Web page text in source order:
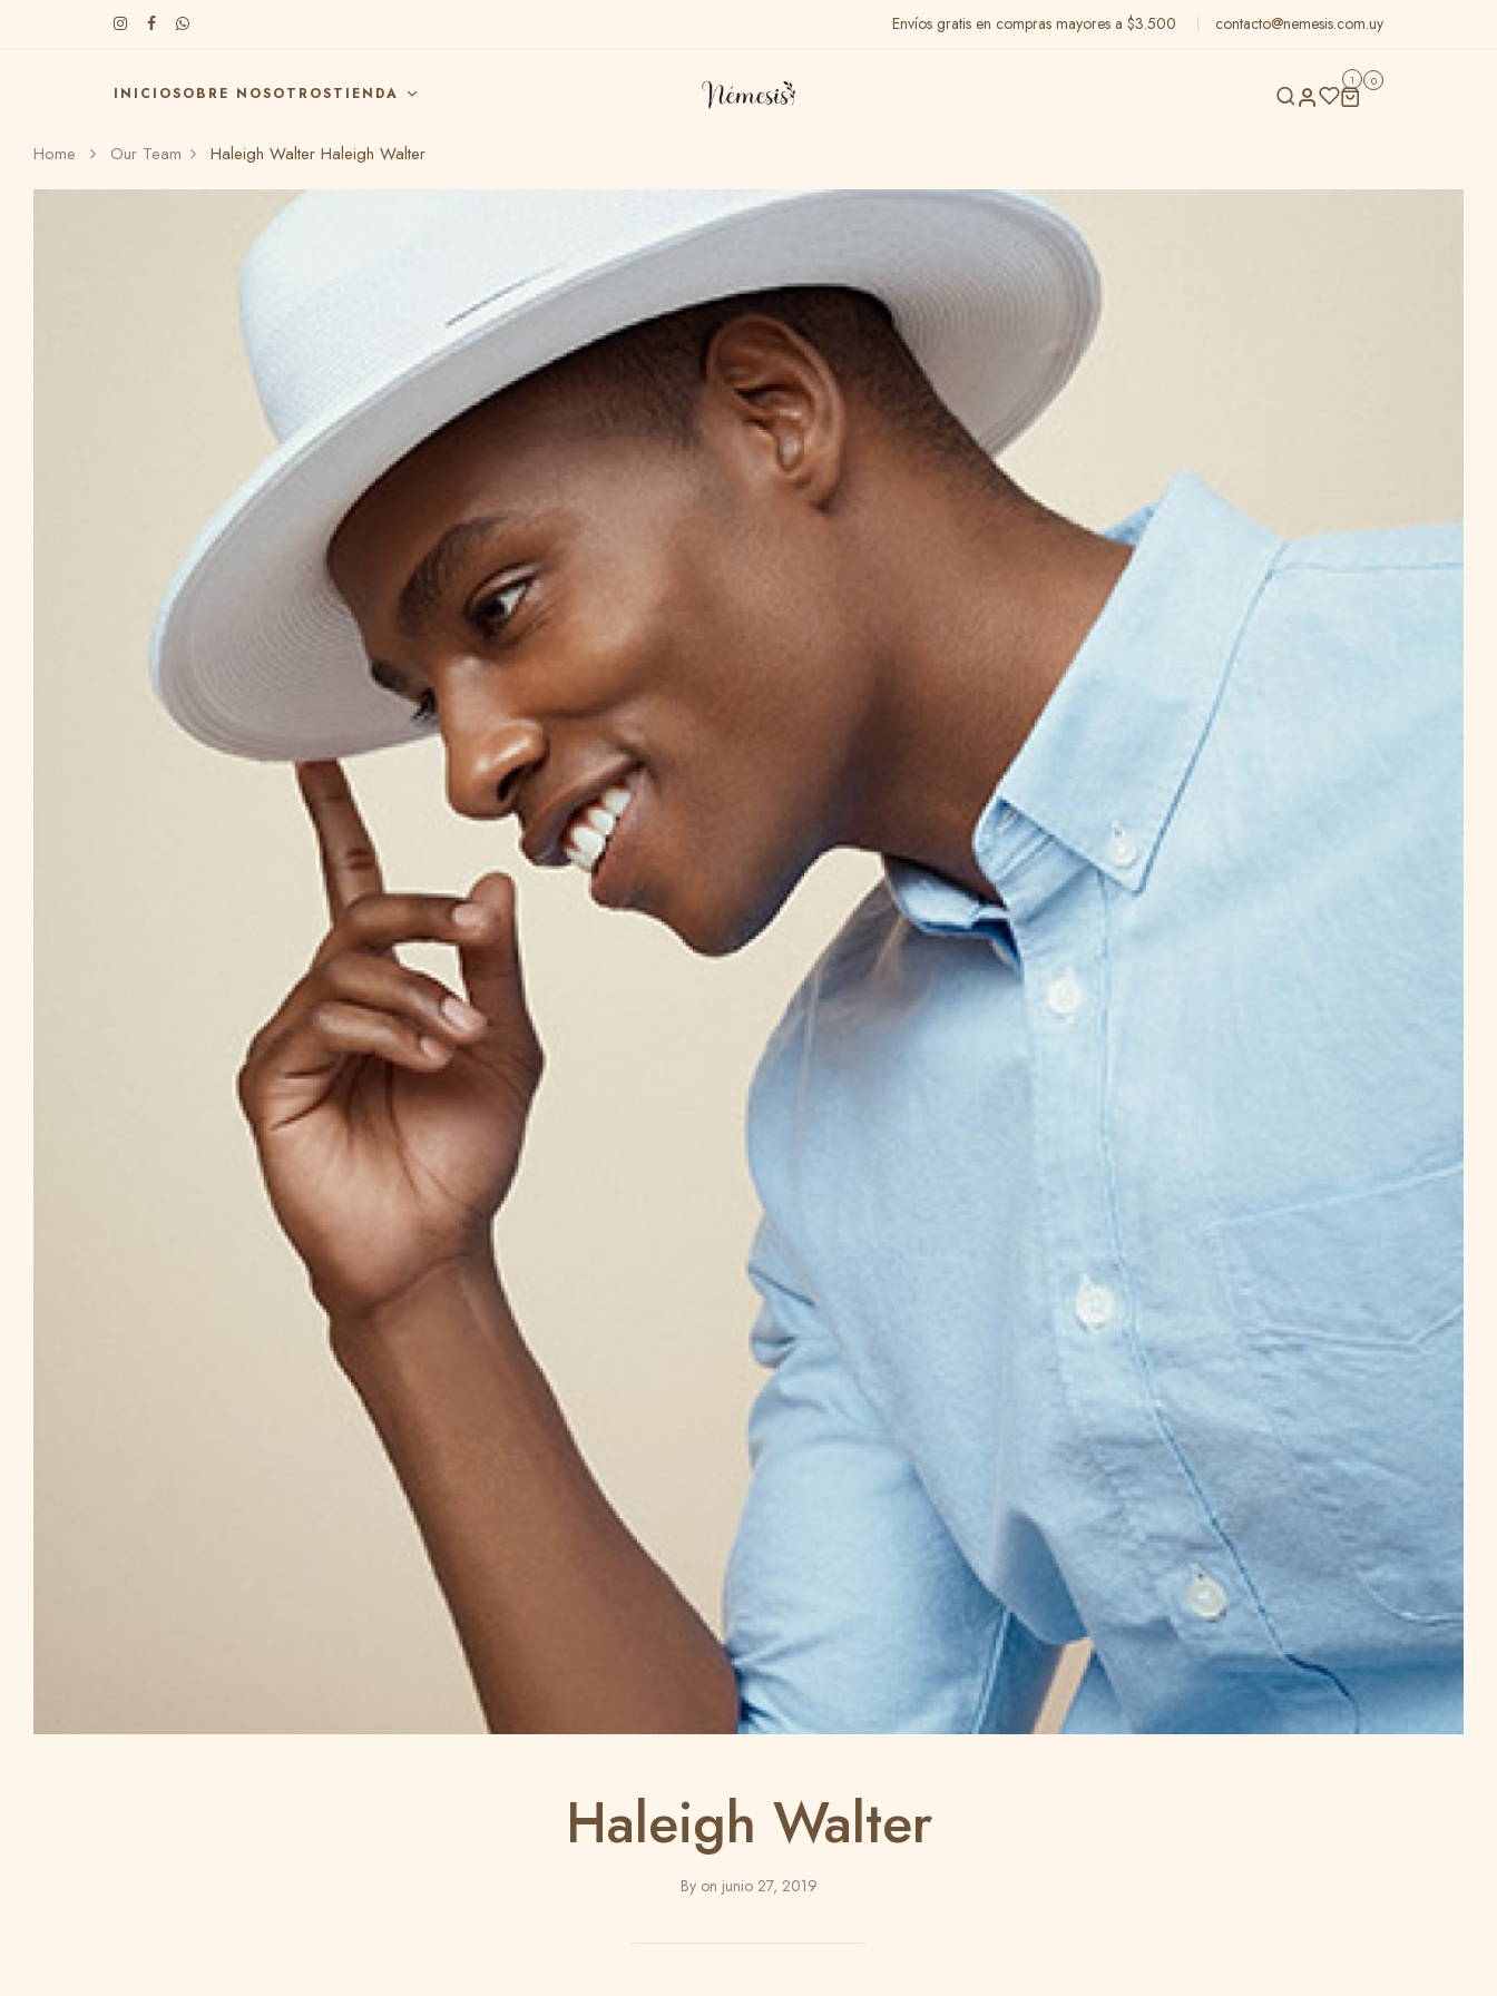
Envíos gratis en compras mayores a $3.500 contacto@nemesis.com.uy
INICIOSOBRE NOSOTROSTIENDA
1 0
Home Our Team Haleigh Walter Haleigh Walter
Haleigh Walter
By on junio 27, 2019